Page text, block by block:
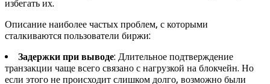
избегать их.
Описание наиболее частых проблем, с которыми
сталкиваются пользователи биржи:
Задержки при выводе: Длительное подтверждение
транзакции чаще всего связано с нагрузкой на блокчейн. Но
если этого не происходит слишком долго, возможно были